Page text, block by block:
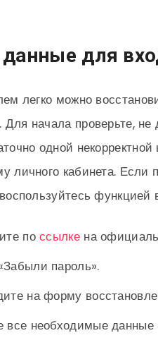
для
легко можно
начала проверьте, не
одной
личного кабинета.
функцией
поссылкена
пароль».
на форму
все необходимые данные